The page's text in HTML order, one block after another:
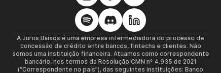
A Juros Baixos é uma empresa intermediadora do processo de
concessão de crédito entre bancos, fintechs e clientes. Não
somos uma instituição financeira. Atuamos como correspondente
bancário, nos termos da Resolução CMN nº 4.935 de 2021
(“Correspondente no país”), das seguintes instituições: Banco